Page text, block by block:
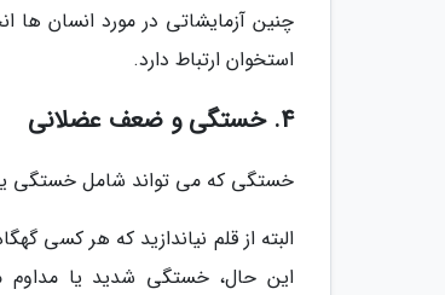
چنین آزمایشاتی در مورد انسان
استخوان ارتباط دارد.
4. خستگی و ضعف عضلانی
خستگی که می تواند شامل خستگی
البته از قلم نیاندازید که هر کسی
این حال، خستگی شدید یا